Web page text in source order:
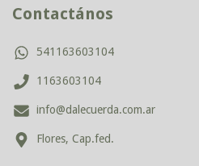
Contactános
541163603104
1163603104
info@dalecuerda.com.ar
Flores, Cap.fed.